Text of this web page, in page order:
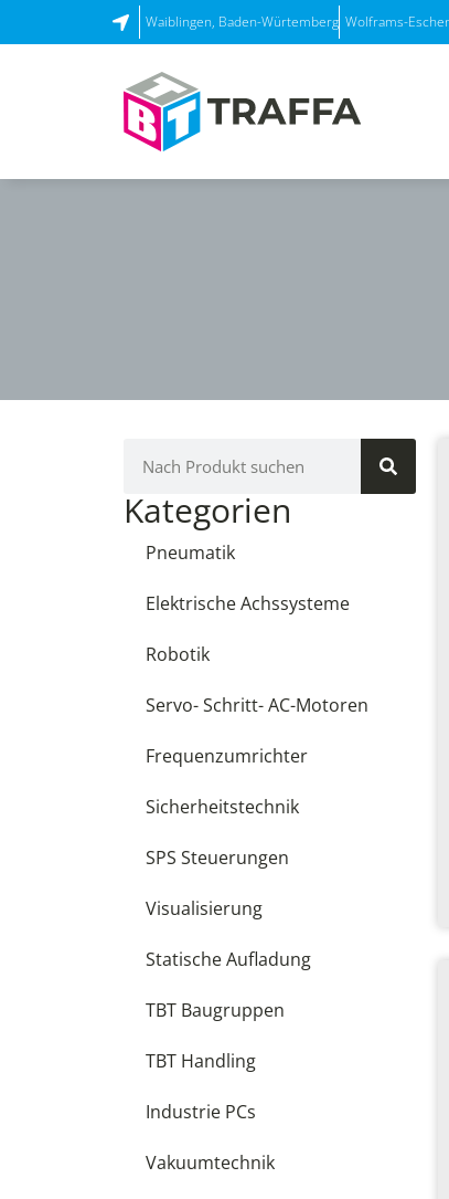
Waiblingen, Baden-Würtemberg Wolframs-
Kategorien
Pneumatik
Elektrische Achssysteme
Robotik
Servo- Schritt- AC-Motoren
Frequenzumrichter
Sicherheitstechnik
SPS Steuerungen
Visualisierung
Statische Aufladung
TBT Baugruppen
TBT Handling
Industrie PCs
Vakuumtechnik